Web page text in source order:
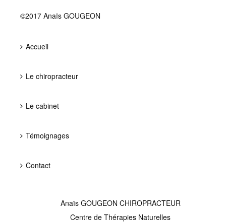
©2017 Anaïs GOUGEON
Accueil
Le chiropracteur
Le cabinet
Témoignages
Contact
Anaïs GOUGEON CHIROPRACTEUR
Centre de Thérapies Naturelles